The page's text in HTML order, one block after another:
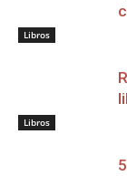
Libros
Libros